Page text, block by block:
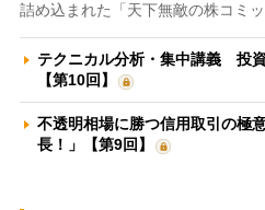
詰め込まれた「天下無敵の株コミ
テクニカル分析・集中講義 投
【第10回】
不透明相場に勝つ信用取引の
長！」【第9回】